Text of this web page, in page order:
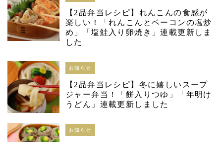
【2品弁当レシピ】れんこんの食感が
楽しい！「れんこんとベーコンの塩炒
め」「塩鮭入り卵焼き」連載更新しま
した
お知らせ
【2品弁当レシピ】冬に嬉しいスープ
ジャー弁当！「餅入りつゆ」「年明け
うどん」連載更新しました
お知らせ